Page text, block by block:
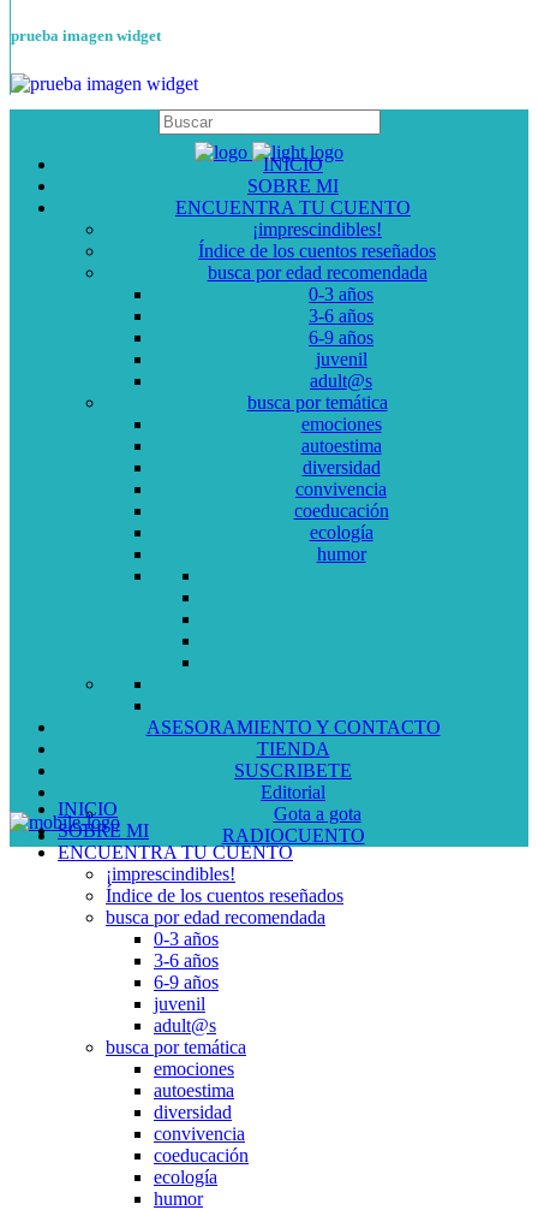
prueba imagen widget
INICIO
SOBRE MI
ENCUENTRA TU CUENTO
¡imprescindibles!
Índice de los cuentos reseñados
busca por edad recomendada
0-3 años
3-6 años
6-9 años
juvenil
adult@s
busca por temática
emociones
autoestima
diversidad
convivencia
coeducación
ecología
humor
ASESORAMIENTO Y CONTACTO
TIENDA
SUSCRIBETE
Editorial
Gota a gota
RADIOCUENTO
INICIO
SOBRE MI
ENCUENTRA TU CUENTO
¡imprescindibles!
Índice de los cuentos reseñados
busca por edad recomendada
0-3 años
3-6 años
6-9 años
juvenil
adult@s
busca por temática
emociones
autoestima
diversidad
convivencia
coeducación
ecología
humor